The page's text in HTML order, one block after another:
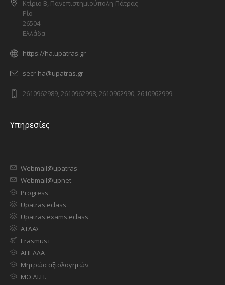
Κτίριο Β, Πανεπιστημιούπολη Πάτρας
Ρίο
26504
Ελλάδα
https://ha.upatras.gr
secr-ha@upatras.gr
2610962989, 2610962998, 2610962990, 2610962999
Υπηρεσίες
Webmail@upatras
Webmail@upnet
Progress
Upatras eclass
Upatras exams.eclass
ΑΤΛΑΣ
Erasmus+
ΑΠΕΛΛΑ
Μητρώα αξιολογητών
ΜΟ.ΔΙ.Π.